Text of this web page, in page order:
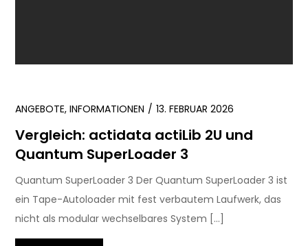
ANGEBOTE,INFORMATIONEN 13. FEBRUAR 2026
Vergleich: actidata actiLib 2U und
Quantum SuperLoader 3
Quantum SuperLoader 3 Der Quantum SuperLoader 3 ist
ein Tape-Autoloader mit fest verbautem Laufwerk, das
nicht als modular wechselbares System […]